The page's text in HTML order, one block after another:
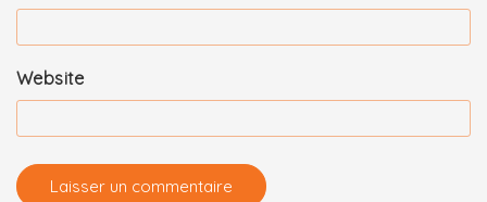
Website